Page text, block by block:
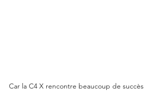
Car la C4 X rencontre beaucoup de succès